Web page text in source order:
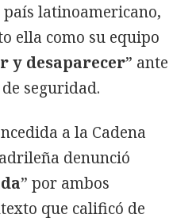
latinoamericano,
ella como su equipo
y desaparecer” ante
seguridad.
a la Cadena
denunció
” por ambos
que calificó de